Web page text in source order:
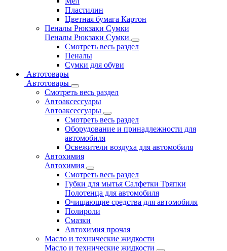
Пластилин
Цветная бумага Картон
Пеналы Рюкзаки Сумки
Пеналы Рюкзаки Сумки
Смотреть весь раздел
Пеналы
Сумки для обуви
Автотовары
Автотовары
Смотреть весь раздел
Автоаксессуары
Автоаксессуары
Смотреть весь раздел
Оборудование и принадлежности для
автомобиля
Освежители воздуха для автомобиля
Автохимия
Автохимия
Смотреть весь раздел
Губки для мытья Салфетки Тряпки
Полотенца для автомобиля
Очищающие средства для автомобиля
Полироли
Смазки
Автохимия прочая
Масло и технические жидкости
Масло и технические жидкости